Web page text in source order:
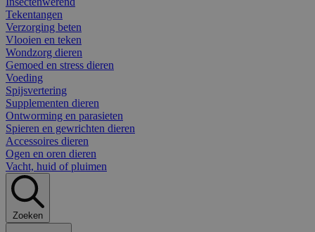
Tekentangen
Verzorging beten
Vlooien en teken
Wondzorg dieren
Gemoed en stress dieren
Voeding
Spijsvertering
Supplementen dieren
Ontworming en parasieten
Spieren en gewrichten dieren
Accessoires dieren
Ogen en oren dieren
Vacht, huid of pluimen
Zoeken